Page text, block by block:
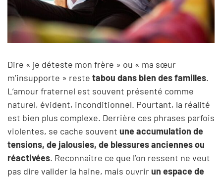
Dire « je déteste mon frère » ou « ma sœur
m’insupporte » reste tabou dans bien des familles.
L’amour fraternel est souvent présenté comme
naturel, évident, inconditionnel. Pourtant, la réalité
est bien plus complexe. Derrière ces phrases parfois
violentes, se cache souvent une accumulation de
tensions, de jalousies, de blessures anciennes ou
réactivées. Reconnaître ce que l’on ressent ne veut
pas dire valider la haine, mais ouvrirun espace de